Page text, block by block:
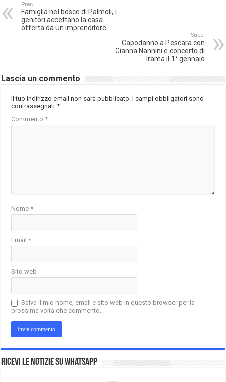
Prec.
Famiglia nel bosco di Palmoli, i
genitori accettano la casa
offerta da un imprenditore
Succ.
Capodanno a Pescara con
Gianna Nannini e concerto di
Irama il 1° gennaio
Lascia un commento
Il tuo indirizzo email non sarà pubblicato. I campi obbligatori sono
contrassegnati*
Commento*
Nome*
Email*
Sito web
Salva il mio nome, email e sito web in questo browser per la
prossima volta che commento.
Ricevi le notizie su Whatsapp